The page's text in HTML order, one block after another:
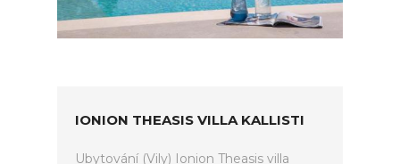
IONION THEASIS VILLA KALLISTI
Ubytování (Vily) Ionion Theasis villa